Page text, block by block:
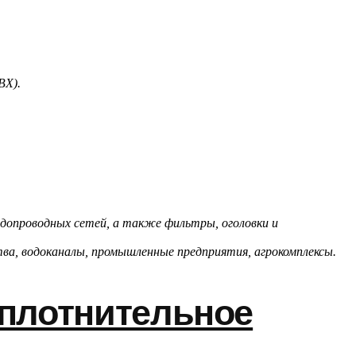
сетей, а также фильтры, оголовки и
водоканалы, промышленные предприятия, агрокомплексы.